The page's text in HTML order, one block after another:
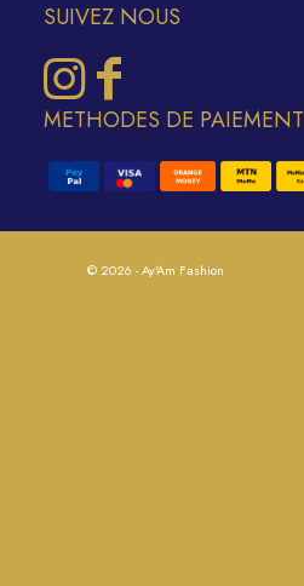
SUIVEZ NOUS
METHODES DE PAIEMENT
© 2026 - Ay'Am Fashion